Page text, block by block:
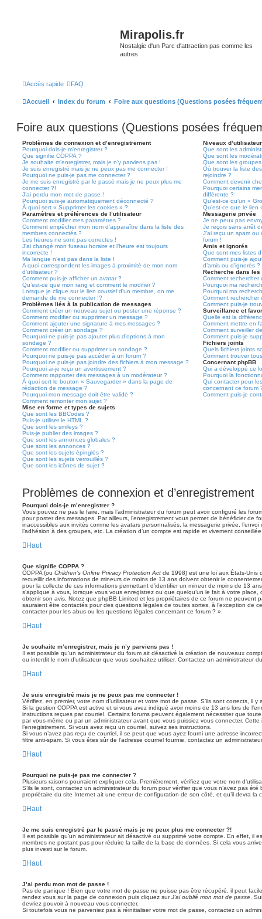
Mirapolis.fr
Nostalgie d'un Parc d'attraction pas comme les
autres
Accès rapide FAQ
Accueil Index du forum Foire aux questions (Questions posées
Foire aux questions (Questions posées
Problèmes de connexion et d’enregistrement
Pourquoi dois-je m’enregistrer ?
Que signifie COPPA ?
Je souhaite m’enregistrer, mais je n’y parviens pas !
Je suis enregistré mais je ne peux pas me connecter !
Pourquoi ne puis-je pas me connecter ?
Je me suis enregistré par le passé mais je ne peux plus me
connecter ?!
J’ai perdu mon mot de passe !
Pourquoi suis-je automatiquement déconnecté ?
À quoi sert « Supprimer les cookies » ?
Paramètres et préférences de l’utilisateur
Comment modifier mes paramètres ?
Comment empêcher mon nom d’apparaître dans la liste des
membres connectés ?
Les heures ne sont pas correctes !
J’ai changé mon fuseau horaire et l’heure est toujours
incorrecte !
Ma langue n’est pas dans la liste !
A quoi correspondent les images à proximité de mon nom
d’utilisateur ?
Comment puis-je afficher un avatar ?
Qu’est-ce que mon rang et comment le modifier ?
Lorsque je clique sur le lien courrield’un membre, on me
demande de me connecter !?
Problèmes liés à la publication de messages
Comment créer un nouveau sujet ou poster une réponse ?
Comment modifier ou supprimer un message ?
Comment ajouter une signature à mes messages ?
Comment créer un sondage ?
Pourquoi ne puis-je pas ajouter plus d’options à mon
sondage ?
Comment modifier ou supprimer un sondage ?
Pourquoi ne puis-je pas accéder à un forum ?
Pourquoi ne puis-je pas joindre des fichiers à mon message ?
Pourquoi ai-je reçu un avertissement ?
Comment rapporter des messages à un modérateur ?
À quoi sert le bouton « Sauvegarder » dans la page de
rédaction de message ?
Pourquoi mon message doit être validé ?
Comment remonter mon sujet ?
Mise en forme et types de sujets
Que sont les BBCodes ?
Puis-je utiliser le HTML ?
Que sont les smileys ?
Puis-je publier des images ?
Que sont les annonces globales ?
Que sont les annonces ?
Que sont les sujets épinglés ?
Que sont les sujets verrouillés ?
Que sont les icônes de sujet ?
Niveaux
Que sont les
Que sont les
Que sont les groupes
Où trouver la liste
rejoindre ?
Comment devenir
Pourquoi certains
différente ?
Qu’est-ce qu’un «
Qu’est-ce que le lien
Messagerie privée
Je ne peux pas
Je reçois sans arrêt
J’ai reçu un spam ou
forum !
Amis et ignorés
Que sont mes listes
Comment puis-je
d’amis ou d’ignorés ?
Recherche dans les
Comment rechercher
Pourquoi ma
Pourquoi ma
Comment rechercher
Comment puis-je
Surveillance et
Quelle est la
Comment mettre en
Comment surveiller
Comment puis-je
Fichiers joints
Quels fichiers joints
Comment trouver
Concernant phpBB
Qui a développé ce
Pourquoi la
Qui contacter pour
concernant ce forum
Comment puis-je
Problèmes de connexion et d’enregistrement
Pourquoi dois-je m’enregistrer ?
Vous pouvez ne pas le faire, mais l’administrateur du forum peut avoir configuré les
pour poster des messages. Par ailleurs, l’enregistrement vous permet de bénéficier de
inaccessibles aux invités comme les avatars personnalisés, la messagerie privée,
l’adhésion à des groupes, etc. La création d’un compte est rapide et vivement
Haut
Que signifie COPPA ?
COPPA (ou Children’s Online Privacy Protection Act de 1998) est une loi aux États-Unis
recueillir des informations de mineurs de moins de 13 ans doivent obtenir le
pour la collecte de ces informations permettant d’identifier un mineur de moins de 13
s’applique à vous, lorsque vous vous enregistrez ou que quelqu’un le fait à votre
obtenir son avis. Notez que phpBB Limited et les propriétaires de ce forum ne peuvent
sauraient être contactés pour des questions légales de toutes sortes, à l’exception de
contacter pour les abus ou les questions légales concernant ce forum ? ».
Haut
Je souhaite m’enregistrer, mais je n’y parviens pas !
Il est possible qu’un administrateur du forum ait désactivé la création de nouveaux
ou interdit le nom d’utilisateur que vous souhaitez utiliser. Contactez un administrateur
Haut
Je suis enregistré mais je ne peux pas me connecter !
Vérifiez, en premier, votre nom d’utilisateur et votre mot de passe. S’ils sont corrects, il y
Si la gestion COPPA est active et si vous avez indiqué avoir moins de 13 ans lors de
instructions reçues par courriel. Certains forums peuvent également nécessiter que
par vous-même ou par un administrateur avant que vous puissiez vous connecter.
l’enregistrement. Si vous avez reçu un courriel, suivez ses instructions.
Si vous n’avez pas reçu de courriel, il se peut que vous ayez fourni une adresse
filtre anti-spam. Si vous êtes sûr de l’adresse courriel fournie, contactez un
Haut
Pourquoi ne puis-je pas me connecter ?
Plusieurs raisons pourraient expliquer cela. Premièrement, vérifiez que votre nom
S’ils le sont, contactez un administrateur du forum pour vérifier que vous n’avez pas
propriétaire du site Internet ait une erreur de configuration de son côté, et qu’il devra la
Haut
Je me suis enregistré par le passé mais je ne peux plus me connecter ?!
Il est possible qu’un administrateur ait désactivé ou supprimé votre compte. En effet, il
membres ne postant pas pour réduire la taille de la base de données. Si cela vous
plus investi sur le forum.
Haut
J’ai perdu mon mot de passe !
Pas de panique ! Bien que votre mot de passe ne puisse pas être récupéré, il peut
rendez vous sur la page de connexion puis cliquez surJ’ai oublié mon mot de passe .
devriez pouvoir à nouveau vous connecter.
Si toutefois vous ne parveniez pas à réinitialiser votre mot de passe, contactez un